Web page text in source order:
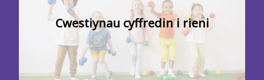
Cwestiynau cyffredin i rieni